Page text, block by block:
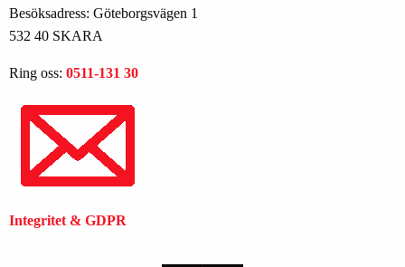
Besöksadress: Göteborgsvägen 1
532 40 SKARA
Ring oss: 0511-131 30
Integritet & GDPR